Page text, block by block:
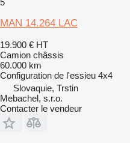
5
MAN 14.264 LAC
19.900 € HT
Camion châssis
60.000 km
Configuration de l'essieu 4x4
Slovaquie, Trstin
Mebachel, s.r.o.
Contacter le vendeur